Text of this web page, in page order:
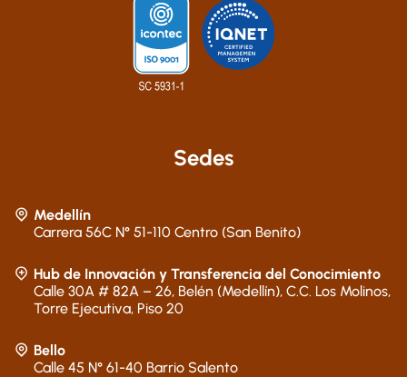
Sedes
Medellín
Carrera 56C N° 51-110 Centro (San Benito)
Hub de Innovación y Transferencia del Conocimiento
Calle 30A # 82A – 26, Belén (Medellín), C.C. Los Molinos,
Torre Ejecutiva, Piso 20
Bello
Calle 45 N° 61-40 Barrio Salento